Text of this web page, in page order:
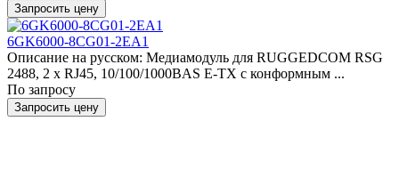
Запросить цену
6GK6000-8CG01-2EA1
Описание на русском: Медиамодуль для RUGGEDCOM RSG
2488, 2 x RJ45, 10/100/1000BAS E-TX с конформным ...
По запросу
Запросить цену